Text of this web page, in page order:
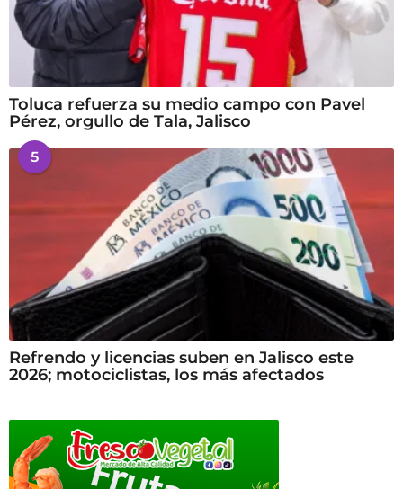
Toluca refuerza su medio campo con Pavel
Pérez, orgullo de Tala, Jalisco
5
Refrendo y licencias suben en Jalisco este
2026; motociclistas, los más afectados